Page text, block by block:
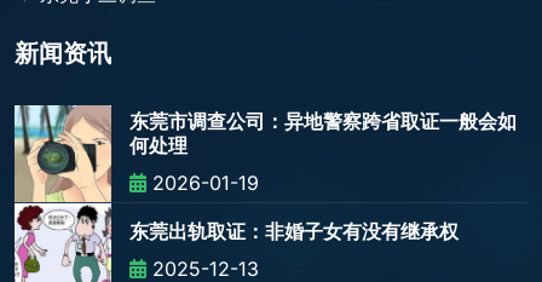
新闻资讯
东莞市调查公司：异地警察跨省取证一般会如
何处理
2026-01-19
东莞出轨取证：非婚子女有没有继承权
2025-12-13